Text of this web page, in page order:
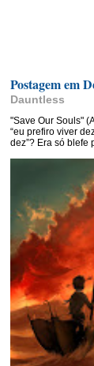
Postagem em
Dauntless
"Save Our Souls"
“eu prefiro viver
dez”? Era só blefe